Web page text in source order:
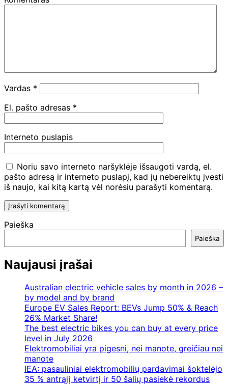
Vardas *
El. pašto adresas *
Interneto puslapis
Noriu savo interneto naršyklėje išsaugoti vardą, el.
pašto adresą ir interneto puslapį, kad jų nebereiktų įvesti
iš naujo, kai kitą kartą vėl norėsiu parašyti komentarą.
Paieška
Paieška
Naujausi įrašai
Australian electric vehicle sales by month in 2026 –
by model and by brand
Europe EV Sales Report: BEVs Jump 50% & Reach
26% Market Share!
The best electric bikes you can buy at every price
level in July 2026
Elektromobiliai yra pigesni, nei manote, greičiau nei
manote
IEA: pasauliniai elektromobilių pardavimai šoktelėjo
35 % antrąjį ketvirtį ir 50 šalių pasiekė rekordus